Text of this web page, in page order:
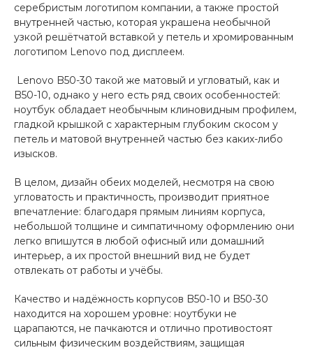
серебристым логотипом компании, а также простой
внутренней частью, которая украшена необычной
узкой решётчатой вставкой у петель и хромированным
логотипом Lenovo под дисплеем.
Lenovo B50-30 такой же матовый и угловатый, как и
B50-10, однако у него есть ряд своих особенностей:
ноутбук обладает необычным клиновидным профилем,
гладкой крышкой с характерным глубоким скосом у
петель и матовой внутренней частью без каких-либо
изысков.
В целом, дизайн обеих моделей, несмотря на свою
угловатость и практичность, производит приятное
впечатление: благодаря прямым линиям корпуса,
небольшой толщине и симпатичному оформлению они
легко впишутся в любой офисный или домашний
интерьер, а их простой внешний вид не будет
отвлекать от работы и учёбы.
Качество и надёжность корпусов B50-10 и B50-30
находится на хорошем уровне: ноутбуки не
царапаются, не пачкаются и отлично противостоят
сильным физическим воздействиям, защищая